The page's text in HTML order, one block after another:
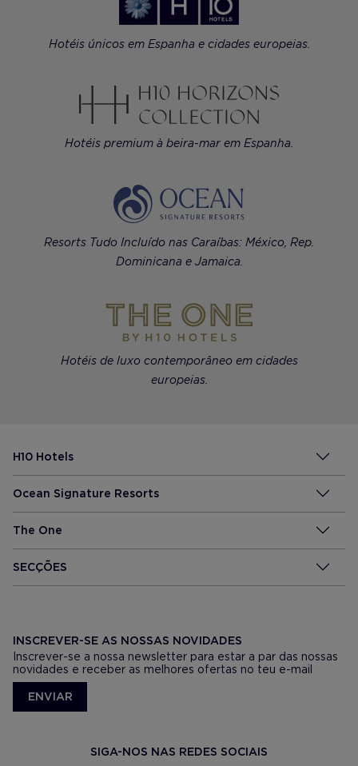
Hotéis únicos em Espanha e cidades europeias.
Hotéis premium à beira-mar em Espanha.
Resorts Tudo Incluído nas Caraíbas: México, Rep.
Dominicana e Jamaica.
Hotéis de luxo contemporâneo em cidades
europeias.
H10 Hotels
Ocean Signature Resorts
The One
SECÇÕES
INSCREVER-SE AS NOSSAS NOVIDADES
Inscrever-se a nossa newsletter para estar a par das nossas
novidades e receber as melhores ofertas no teu e-mail
ENVIAR
SIGA-NOS NAS REDES SOCIAIS